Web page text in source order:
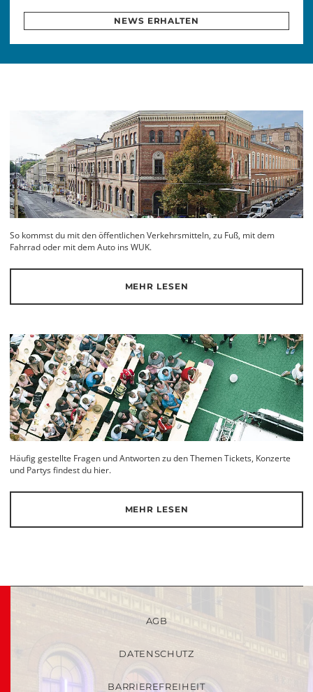
NEWS ERHALTEN
So kommst du mit den öffentlichen Verkehrsmitteln, zu Fuß, mit dem
Fahrrad oder mit dem Auto ins WUK.
MEHR LESEN
Häufig gestellte Fragen und Antworten zu den Themen Tickets, Konzerte
und Partys findest du hier.
MEHR LESEN
AGB
DATENSCHUTZ
BARRIEREFREIHEIT